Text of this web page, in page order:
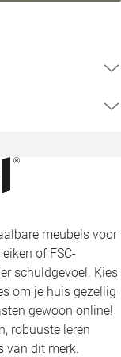
meubels voor
of FSC-
schuldgevoel. Kies
om je huis gezellig
gewoon online!
robuuste leren
van dit merk.